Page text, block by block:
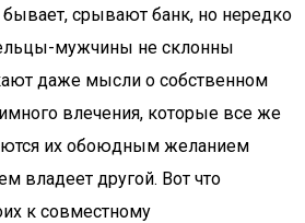
срывают банк, но нередко
мужчины не склонны
даже мысли о собственном
влечения, которые все же
их обоюдным желанием
владеет другой. Вот что
к совместному